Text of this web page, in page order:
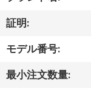
ト
ビ
証明:
モデル番号:
最小注文数量: